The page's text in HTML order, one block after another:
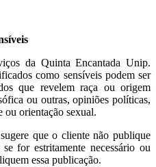
da Quinta Encantada Unip.
como sensíveis podem ser
que revelem raça ou origem
ou outras, opiniões políticas,
ou orientação sexual.
que o cliente não publique
for estritamente necessário ou
essa publicação.